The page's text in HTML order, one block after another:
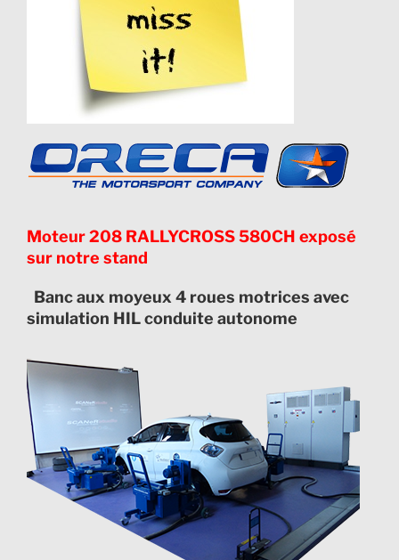
Moteur 208 RALLYCROSS 580CH exposé
sur notre stand
Banc aux moyeux 4 roues motrices avec
simulation HIL conduite autonome